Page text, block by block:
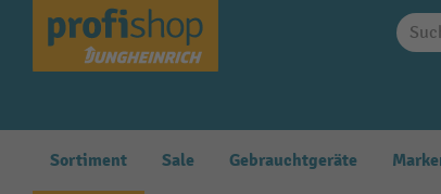
Zur Hauptnavigation springen
Sortiment Sale Gebrauchtgeräte